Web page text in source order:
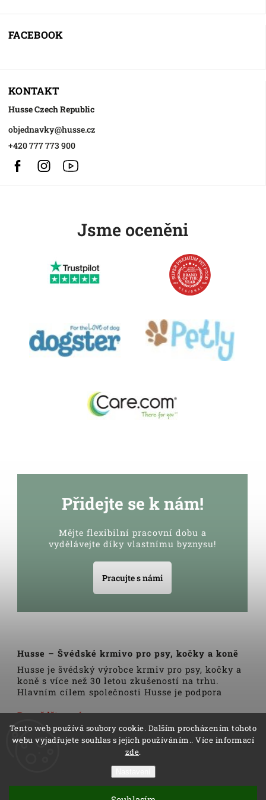
Tento web používá soubory cookie. Dalším procházením tohoto
webu vyjadřujete souhlas s jejich používáním.. Více informací
zde.
FACEBOOK
KONTAKT
Husse Czech Republic
objednavky@husse.cz
+420 777 773 900
FacebookInstagram
Jsme oceněni
Přidejte se k nám!
Mějte flexibilní pracovní dobu a
vydělávejte díky vlastnímu byznysu!
Pracujte s námi
Husse – Švédské krmivo pro psy, kočky a koně
Husse je švédský výrobce krmiv pro psy, kočky a
koně s více než 30 letou zkušeností na trhu.
Hlavním cílem společnosti Husse je podpora
Veškerá krmiva, pamlsky a doplňky Husse jsou
vyrobeny pouze z nejkvalitnějších a pečlivě
vybraných surovin. Všechny produkty se vyrábí
podle tradičních skandinávských receptur a
výrobní linky podléhají trvalé veterinární
Dozvědět se více
Copyright 2026Husse. Všechna práva vyhrazena.